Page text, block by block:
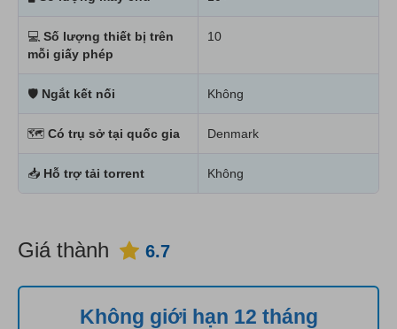
💻 Số lượng thiết bị trên
mỗi giấy phép
10
🛡 Ngắt kết nối Không
🗺 Có trụ sở tại quốc gia Denmark
📥 Hỗ trợ tải torrent Không
Giá thành 6.7
Không giới hạn 12 tháng